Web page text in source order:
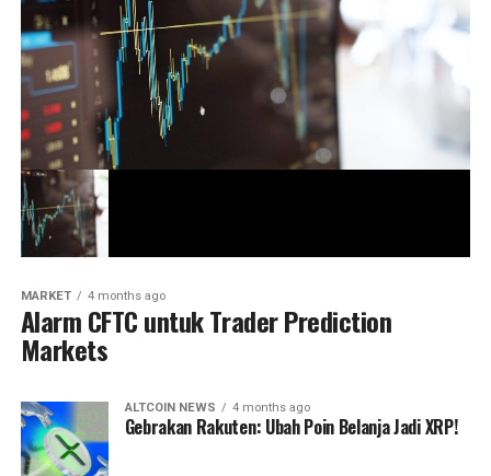
MARKET 4 months ago
Alarm CFTC untuk Trader Prediction
Markets
ALTCOIN NEWS 4 months ago
Gebrakan Rakuten: Ubah Poin Belanja Jadi XRP!